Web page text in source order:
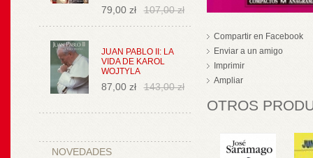
79,00 zł 107,00 zł
JUAN PABLO II: LA
VIDA DE KAROL
WOJTYLA
87,00 zł 143,00 zł
NOVEDADES
Compartir en Facebook
Enviar a un amigo
Imprimir
Ampliar
OTROS